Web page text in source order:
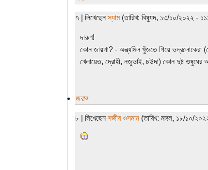
৭ | লিখেছেনস্যাম(তারিখ: বিষ্যুদ, ১৩/১০/২০২২ -
দারুণ!
কোন জায়গা? - অন্ত্যমিল খুঁজতে গিয়ে ভদ্রলোকেরা
খেলায়েত, দ্রোহী, নজুভাই, চউদা) কোন দুষ্ট ওষুধের
জবাব
৮ | লিখেছেন সজীব ওসমান(তারিখ: মঙ্গল, ১৮/১০/